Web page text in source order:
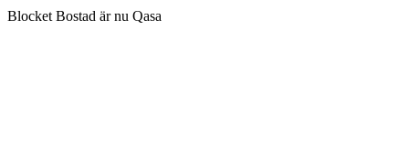
Blocket Bostad är nu Qasa